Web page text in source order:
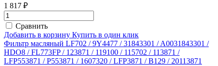
1 817 ₽
Сравнить
Добавить в корзину Купить в один клик
Фильтр масляный LF702 / 9Y4477 / 31843301 / A0031843301 /
HDO8 / FL773FP / 123871 / 119100 / 115702 / 113871 /
LFP553871 / P553871 / 1607320 / LFP3871 / B129 / 20113871